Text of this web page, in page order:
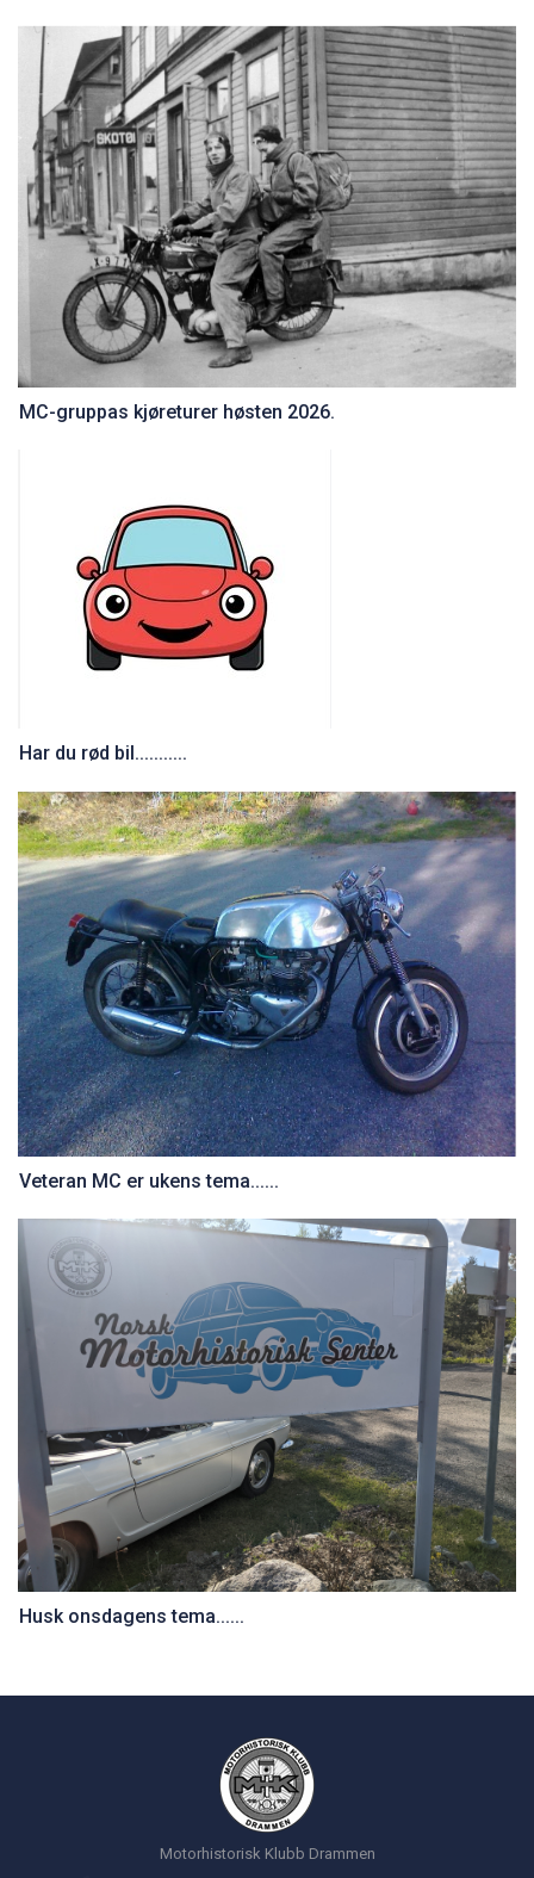
MC-gruppas kjøreturer høsten 2026.
Har du rød bil...........
Veteran MC er ukens tema......
Husk onsdagens tema......
Motorhistorisk Klubb Drammen